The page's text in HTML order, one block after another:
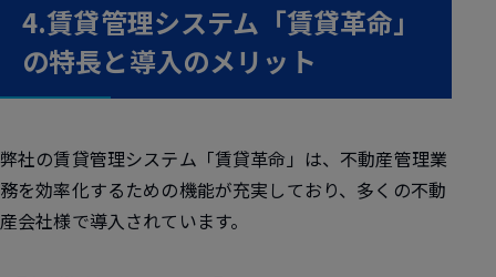
4.賃貸管理システム「賃貸革命」
の特長と導入のメリット
弊社の賃貸管理システム「賃貸革命」は、不動産管理業
務を効率化するための機能が充実しており、多くの不動
産会社様で導入されています。